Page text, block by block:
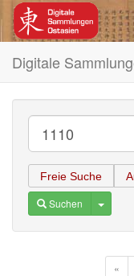
Digitale
Freie Suche
Suchen Toggle
«